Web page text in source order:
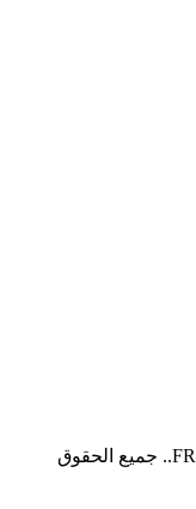
. جميع الحقوق